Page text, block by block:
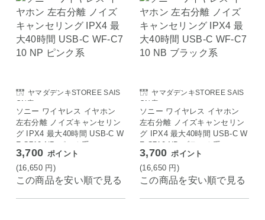
ヤマダデンキSTOREE SAIS
ON店
ソニー ワイヤレス イヤホン
左右分離 ノイズキャンセリン
グ IPX4 最大40時間 USB-C W
F-C710 NP ピンク系
3,700 ポイント
(16,650 円)
この商品を安い順で見る
ヤマダデンキSTOREE SAIS
ON店
ソニー ワイヤレス イヤホン
左右分離 ノイズキャンセリン
グ IPX4 最大40時間 USB-C W
F-C710 NB ブラック系
3,700 ポイント
(16,650 円)
この商品を安い順で見る